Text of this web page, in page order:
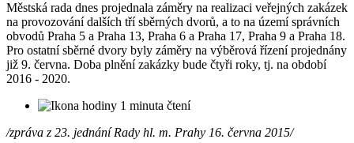
Městská rada dnes projednala záměry na realizaci veřejných zakázek
na provozování dalších tří sběrných dvorů, a to na území správních
obvodů Praha 5 a Praha 13, Praha 6 a Praha 17, Praha 9 a Praha 18.
Pro ostatní sběrné dvory byly záměry na výběrová řízení projednány
již 9. června. Doba plnění zakázky bude čtyři roky, tj. na období
2016 - 2020.
1 minuta čtení
/zpráva z 23. jednání Rady hl. m. Prahy 16. června 2015/